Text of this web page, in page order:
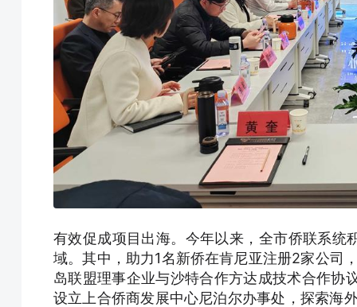
有效促成项目出海。今年以来，全市侨联系统
域。其中，助力1名新侨在肯尼亚注册2家公司
岛联盟理事企业与沙特合作方达成技术合作协
设立上合侨商发展中心尼泊尔办事处，探索海